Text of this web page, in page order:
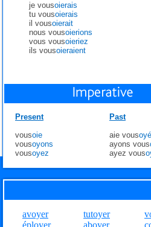
je vousoierais
tu vousoierais
il vousoierait
nous vousoierions
vous vousoieriez
ils vousoieraient
Present
vousoie
vousoyons
vousoyez
Past
aie vousoyé
ayons vous
ayez vous
avoyer
éployer
tutoyer
aboyer